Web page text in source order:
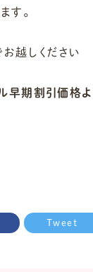
す。
越しください
期割引価格よ
Tweet